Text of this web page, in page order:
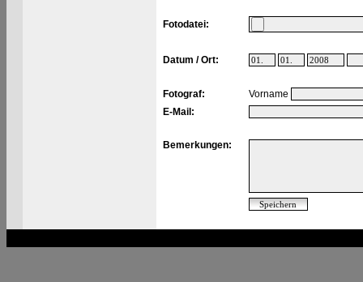
Fotodatei:
Datum / Ort:
Fotograf:
Vorname
E-Mail:
Bemerkungen: